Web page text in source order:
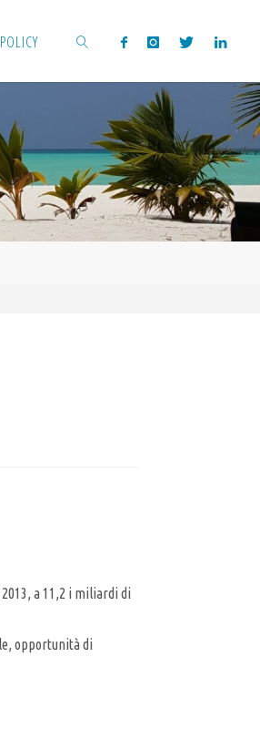
a 11,2 i miliardi di
opportunità di